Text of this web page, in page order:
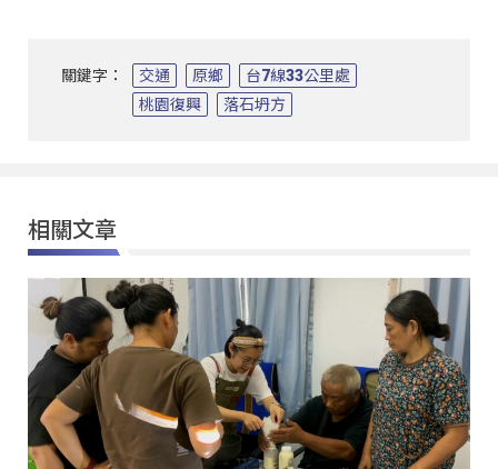
關鍵字： 交通 原鄉
台7線33公里處
桃園復興
落石坍方
相關文章